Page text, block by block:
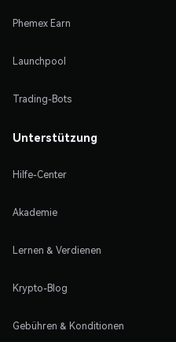
Phemex Earn
Launchpool
Trading-Bots
Unterstützung
Hilfe-Center
Akademie
Lernen & Verdienen
Krypto-Blog
Gebühren & Konditionen